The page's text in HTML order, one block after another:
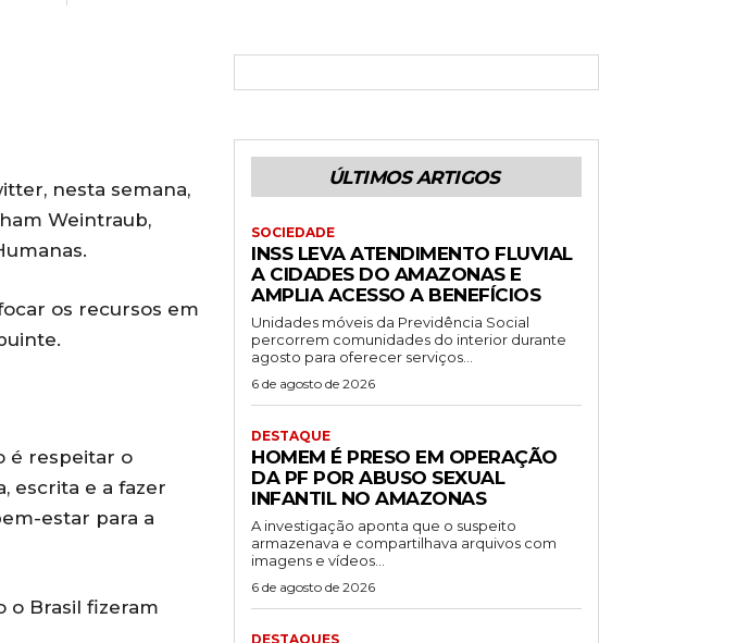
nesta semana,
Weintraub,
os recursos em
é respeitar o
escrita e a fazer
estar para a
o Brasil fizeram
ÚLTIMOS ARTIGOS
SOCIEDADE
INSS LEVA ATENDIMENTO FLUVIAL
A CIDADES DO AMAZONAS E
AMPLIA ACESSO A BENEFÍCIOS
Unidades móveis da Previdência Social
percorrem comunidades do interior durante
agosto para oferecer serviços...
6 de agosto de 2026
DESTAQUE
HOMEM É PRESO EM OPERAÇÃO
DA PF POR ABUSO SEXUAL
INFANTIL NO AMAZONAS
A investigação aponta que o suspeito
armazenava e compartilhava arquivos com
imagens e vídeos...
6 de agosto de 2026
DESTAQUES